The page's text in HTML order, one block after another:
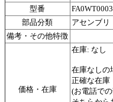
型番
部品分類
アセンブリ
備考・その他特徴
価格・在庫
在庫: なし
在庫なしの
正確な在庫
(お電話で